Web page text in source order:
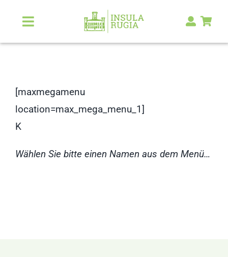
Inhalt
springen
Toggle
Navigation
Malerlexikon
[maxmegamenu
location=max_mega_menu_1]
K
Wählen Sie bitte einen Namen aus dem Menü…